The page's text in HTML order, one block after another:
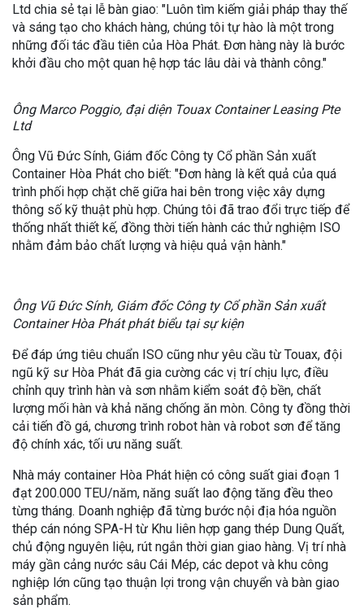
Ltd chia sẻ tại lễ bàn giao: "Luôn tìm kiếm giải pháp thay thế
và sáng tạo cho khách hàng, chúng tôi tự hào là một trong
những đối tác đầu tiên của Hòa Phát. Đơn hàng này là bước
khởi đầu cho một quan hệ hợp tác lâu dài và thành công."
Ông Marco Poggio, đại diện Touax Container Leasing Pte
Ltd
Ông Vũ Đức Sính, Giám đốc Công ty Cổ phần Sản xuất
Container Hòa Phát cho biết: "Đơn hàng là kết quả của quá
trình phối hợp chặt chẽ giữa hai bên trong việc xây dựng
thông số kỹ thuật phù hợp. Chúng tôi đã trao đổi trực tiếp để
thống nhất thiết kế, đồng thời tiến hành các thử nghiệm ISO
nhằm đảm bảo chất lượng và hiệu quả vận hành."
Ông Vũ Đức Sính, Giám đốc Công ty Cổ phần Sản xuất
Container Hòa Phát phát biểu tại sự kiện
Để đáp ứng tiêu chuẩn ISO cũng như yêu cầu từ Touax, đội
ngũ kỹ sư Hòa Phát đã gia cường các vị trí chịu lực, điều
chỉnh quy trình hàn và sơn nhằm kiểm soát độ bền, chất
lượng mối hàn và khả năng chống ăn mòn. Công ty đồng thời
cải tiến đồ gá, chương trình robot hàn và robot sơn để tăng
độ chính xác, tối ưu năng suất.
Nhà máy container Hòa Phát hiện có công suất giai đoạn 1
đạt 200.000 TEU/năm, năng suất lao động tăng đều theo
từng tháng. Doanh nghiệp đã từng bước nội địa hóa nguồn
thép cán nóng SPA-H từ Khu liên hợp gang thép Dung Quất,
chủ động nguyên liệu, rút ngắn thời gian giao hàng. Vị trí nhà
máy gần cảng nước sâu Cái Mép, các depot và khu công
nghiệp lớn cũng tạo thuận lợi trong vận chuyển và bàn giao
sản phẩm.